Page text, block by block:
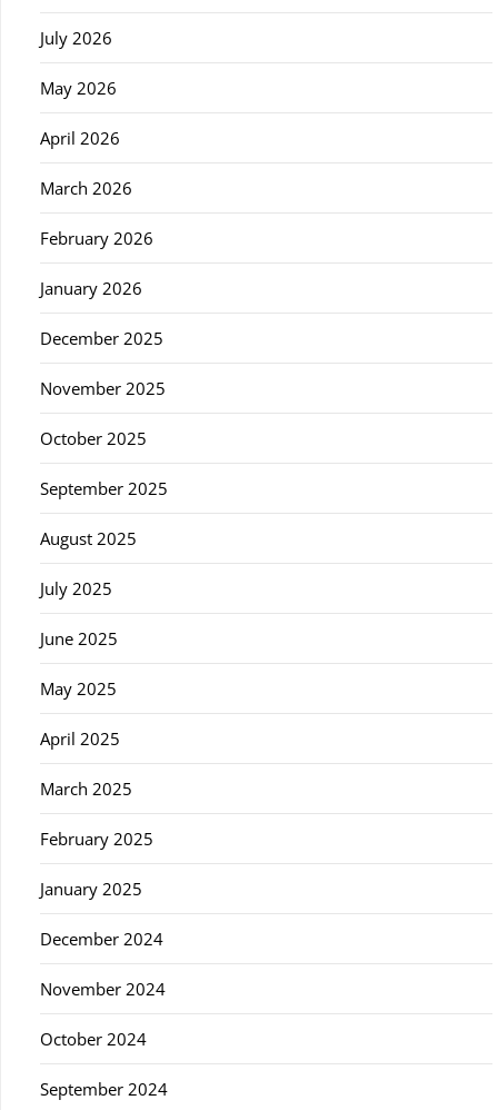
July 2026
May 2026
April 2026
March 2026
February 2026
January 2026
December 2025
November 2025
October 2025
September 2025
August 2025
July 2025
June 2025
May 2025
April 2025
March 2025
February 2025
January 2025
December 2024
November 2024
October 2024
September 2024